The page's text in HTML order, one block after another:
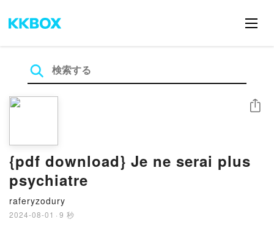
{pdf download} Je ne serai plus
psychiatre
raferyzodury
2024-08-01 · 9 秒
シェア